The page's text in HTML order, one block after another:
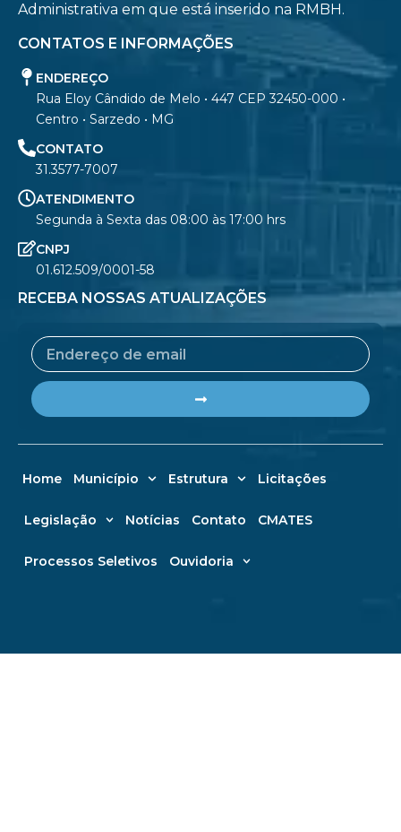
Administrativa em que está inserido na RMBH.
CONTATOS E INFORMAÇÕES
ENDEREÇO
Rua Eloy Cândido de Melo • 447 CEP 32450-000 •
Centro • Sarzedo • MG
CONTATO
31.3577-7007
ATENDIMENTO
Segunda à Sexta das 08:00 às 17:00 hrs
CNPJ
01.612.509/0001-58
RECEBA NOSSAS ATUALIZAÇÕES
Email
Home Município Estrutura Licitações
Legislação Notícias Contato CMATES
Processos Seletivos Ouvidoria